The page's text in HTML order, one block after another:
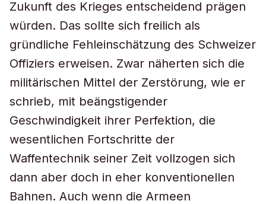
Zukunft des Krieges entscheidend prägen
würden. Das sollte sich freilich als
gründliche Fehleinschätzung des Schweizer
Offiziers erweisen. Zwar näherten sich die
militärischen Mittel der Zerstörung, wie er
schrieb, mit beängstigender
Geschwindigkeit ihrer Perfektion, die
wesentlichen Fortschritte der
Waffentechnik seiner Zeit vollzogen sich
dann aber doch in eher konventionellen
Bahnen. Auch wenn die Armeen